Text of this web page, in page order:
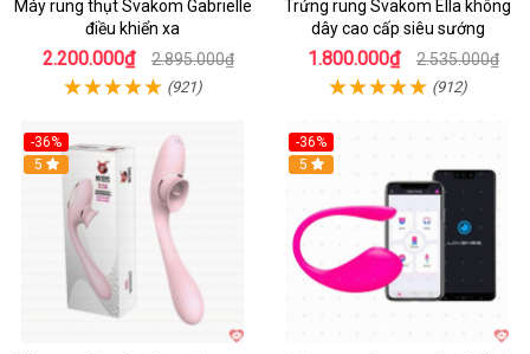
Máy rung thụt Svakom Gabrielle
điều khiển xa
2.200.000₫ 2.895.000₫
(921)
Trứng rung Svakom Ella không
dây cao cấp siêu sướng
1.800.000₫ 2.535.000₫
(912)
-36%
5
-36%
Hot
5